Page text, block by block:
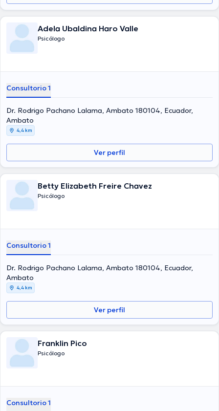
Adela Ubaldina Haro Valle
Psicólogo
Consultorio 1
Dr. Rodrigo Pachano Lalama, Ambato 180104, Ecuador,
Ambato
4,4 km
Ver perfil
Betty Elizabeth Freire Chavez
Psicólogo
Consultorio 1
Dr. Rodrigo Pachano Lalama, Ambato 180104, Ecuador,
Ambato
4,4 km
Ver perfil
Franklin Pico
Psicólogo
Consultorio 1